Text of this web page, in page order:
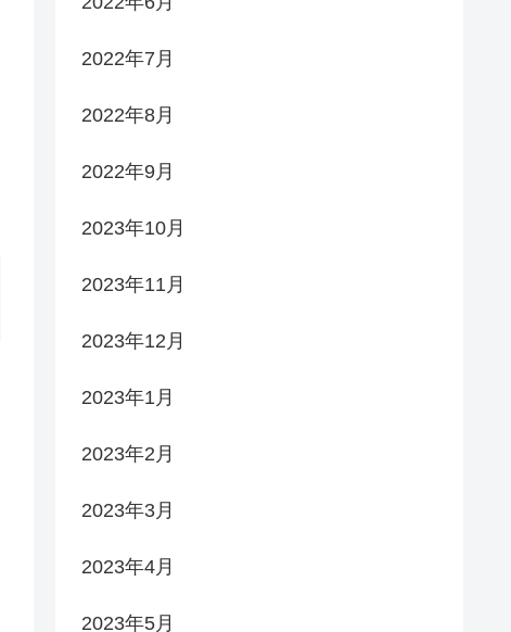
2022年7月
2022年8月
2022年9月
2023年10月
2023年11月
2023年12月
2023年1月
2023年2月
2023年3月
2023年4月
2023年5月